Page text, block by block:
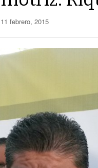
11 febrero, 2015